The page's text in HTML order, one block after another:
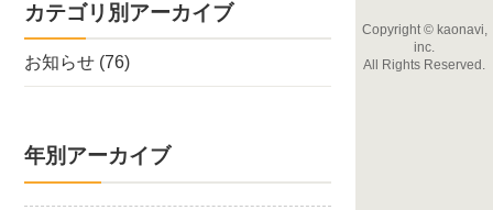
カテゴリ別アーカイブ
お知らせ (76)
年別アーカイブ
Copyright©kaonavi,
inc.
All Rights Reserved.